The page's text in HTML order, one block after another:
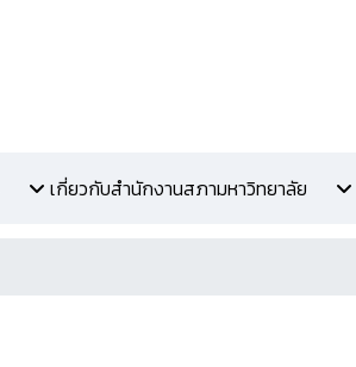
เกี่ยวกับสำนักงานสภามหาวิทยาลัย